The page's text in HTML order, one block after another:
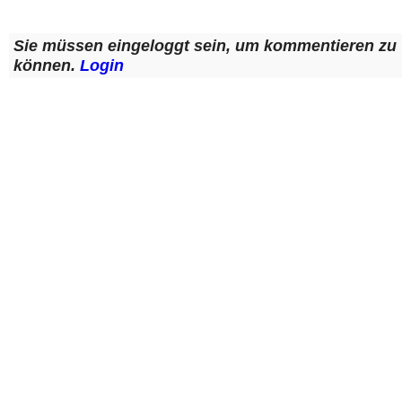
Sie müssen eingeloggt sein, um kommentieren zu
können. Login